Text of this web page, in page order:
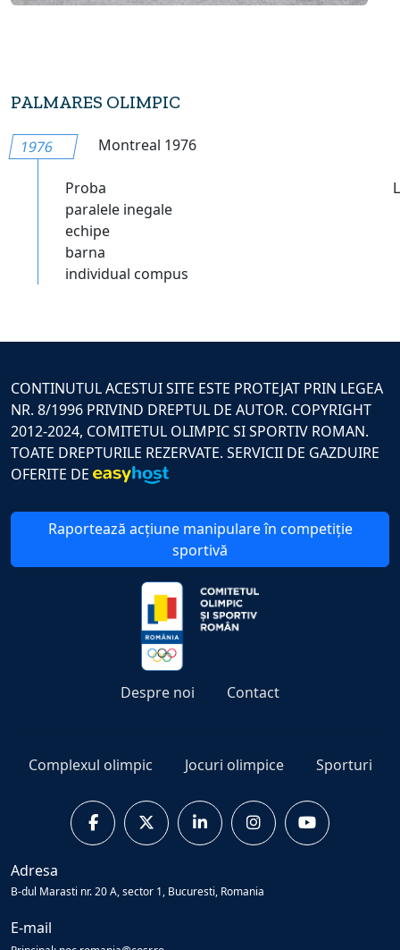
PALMARES OLIMPIC
1976 Montreal 1976
Proba
paralele inegale
echipe
barna
individual compus
CONTINUTUL ACESTUI SITE ESTE PROTEJAT PRIN LEGEA
NR. 8/1996 PRIVIND DREPTUL DE AUTOR. COPYRIGHT
2012-2024, COMITETUL OLIMPIC SI SPORTIV ROMAN.
TOATE DREPTURILE REZERVATE. SERVICII DE GAZDUIRE
OFERITE DE
Raportează acțiune manipulare în competiție
sportivă
Despre noi Contact
Complexul olimpic Jocuri olimpice Sporturi
Adresa
B-dul Marasti nr. 20 A, sector 1, Bucuresti, Romania
E-mail